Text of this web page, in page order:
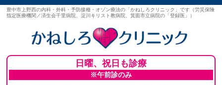
豊中市上野西の内科・外科・予防接種・オゾン療法の「かねしろクリニック」です（労災保険
指定医療機関／済生会千里病院、淀川キリスト教病院、箕面市立病院の「登録医」）
日曜、祝日も診療
※午前診のみ